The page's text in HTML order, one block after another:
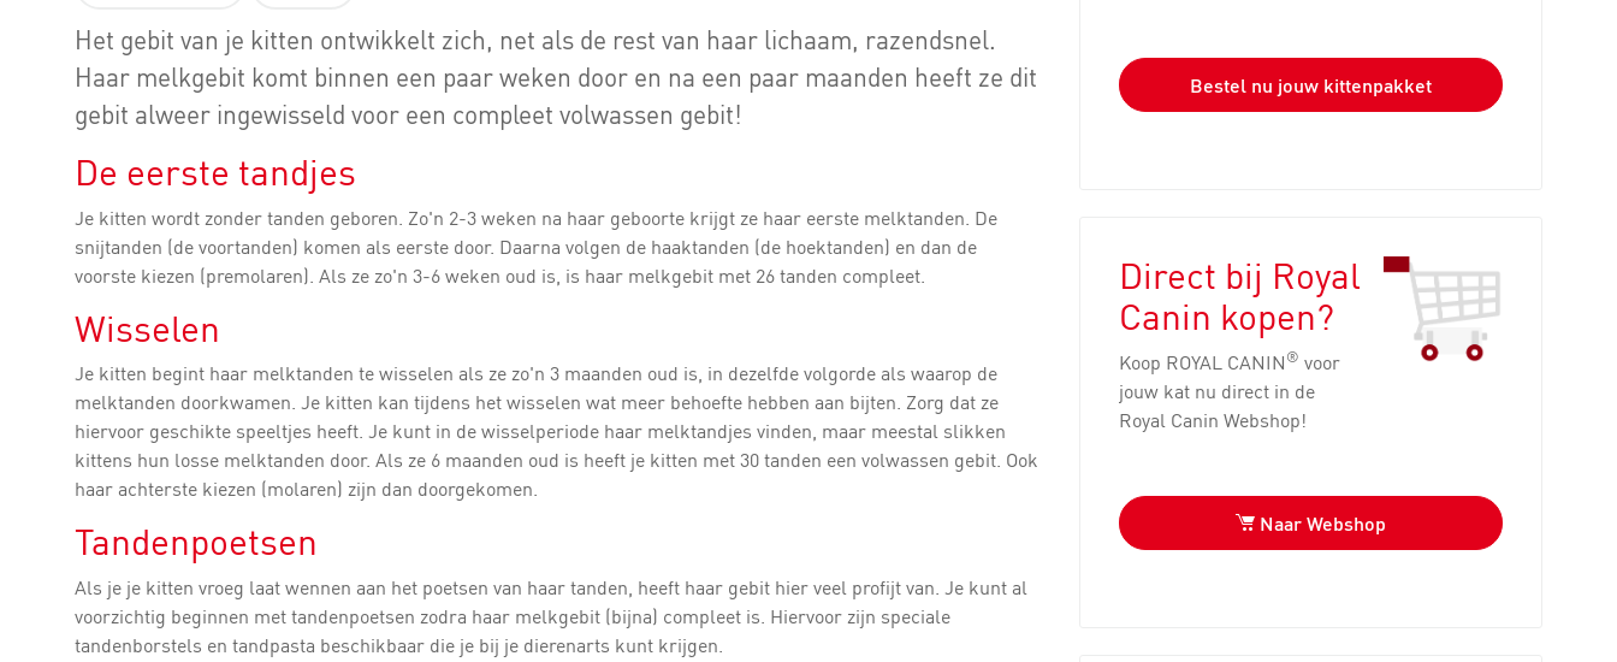
Het gebit van je kitten ontwikkelt zich, net als de rest van haar lichaam, razendsnel.
Haar melkgebit komt binnen een paar weken door en na een paar maanden heeft ze dit
gebit alweer ingewisseld voor een compleet volwassen gebit!
De eerste tandjes
Je kitten wordt zonder tanden geboren. Zo'n 2-3 weken na haar geboorte krijgt ze haar eerste melktanden. De
snijtanden (de voortanden) komen als eerste door. Daarna volgen de haaktanden (de hoektanden) en dan de
voorste kiezen (premolaren). Als ze zo'n 3-6 weken oud is, is haar melkgebit met 26 tanden compleet.
Wisselen
Je kitten begint haar melktanden te wisselen als ze zo'n 3 maanden oud is, in dezelfde volgorde als waarop de
melktanden doorkwamen. Je kitten kan tijdens het wisselen wat meer behoefte hebben aan bijten. Zorg dat ze
hiervoor geschikte speeltjes heeft. Je kunt in de wisselperiode haar melktandjes vinden, maar meestal slikken
kittens hun losse melktanden door. Als ze 6 maanden oud is heeft je kitten met 30 tanden een volwassen gebit. Ook
haar achterste kiezen (molaren) zijn dan doorgekomen.
Tandenpoetsen
Als je je kitten vroeg laat wennen aan het poetsen van haar tanden, heeft haar gebit hier veel profijt van. Je kunt al
voorzichtig beginnen met tandenpoetsen zodra haar melkgebit (bijna) compleet is. Hiervoor zijn speciale
tandenborstels en tandpasta beschikbaar die je bij je dierenarts kunt krijgen.
Bestel nu jouw kittenpakket
Direct bij Royal
Canin kopen?
Koop ROYAL CANIN® voor
jouw kat nu direct in de
Royal Canin Webshop!
Naar Webshop